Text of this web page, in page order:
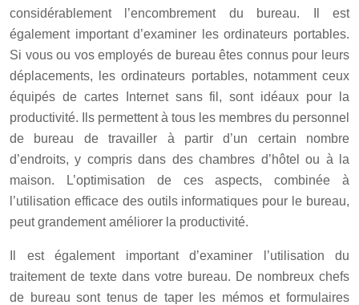
considérablement l’encombrement du bureau. Il est
également important d’examiner les ordinateurs portables.
Si vous ou vos employés de bureau êtes connus pour leurs
déplacements, les ordinateurs portables, notamment ceux
équipés de cartes Internet sans fil, sont idéaux pour la
productivité. Ils permettent à tous les membres du personnel
de bureau de travailler à partir d’un certain nombre
d’endroits, y compris dans des chambres d’hôtel ou à la
maison. L’optimisation de ces aspects, combinée à
l’utilisation efficace des outils informatiques pour le bureau,
peut grandement améliorer la productivité.
Il est également important d’examiner l’utilisation du
traitement de texte dans votre bureau. De nombreux chefs
de bureau sont tenus de taper les mémos et formulaires